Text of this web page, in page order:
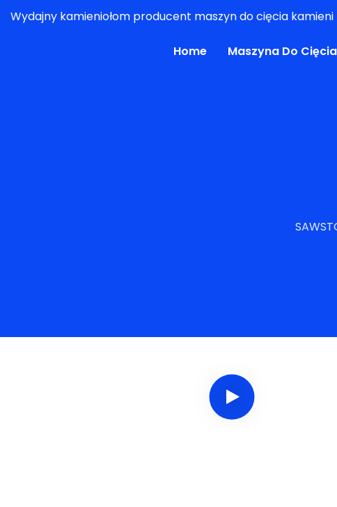
Wydajny kamieniołom producent maszyn do cięcia kamieni
Home Maszyna Do